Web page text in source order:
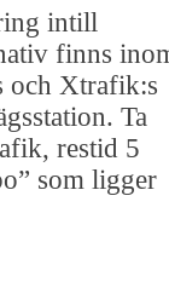
intill
finns
och Xtrafik:s
Ta
restid 5
som ligger